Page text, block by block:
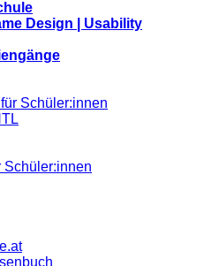
Design | Usability
Schüler:innen
Schüler:innen